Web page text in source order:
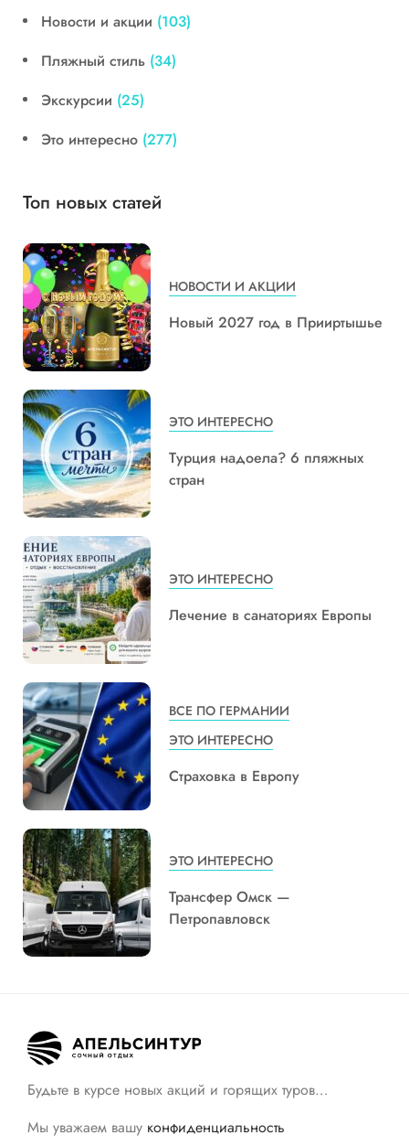
Новости и акции (103)
Пляжный стиль (34)
Экскурсии (25)
Это интересно (277)
Топ новых статей
НОВОСТИ И АКЦИИ
Новый 2027 год в Прииртышье
ЭТО ИНТЕРЕСНО
Турция надоела? 6 пляжных
стран
ЭТО ИНТЕРЕСНО
Лечение в санаториях Европы
ВСЕ ПО ГЕРМАНИИ
ЭТО ИНТЕРЕСНО
Страховка в Европу
ЭТО ИНТЕРЕСНО
Трансфер Омск —
Петропавловск
Будьте в курсе новых акций и горящих туров…
Мы уважаем вашу конфиденциальность